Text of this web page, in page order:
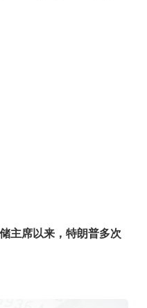
主席以来，特朗普多次